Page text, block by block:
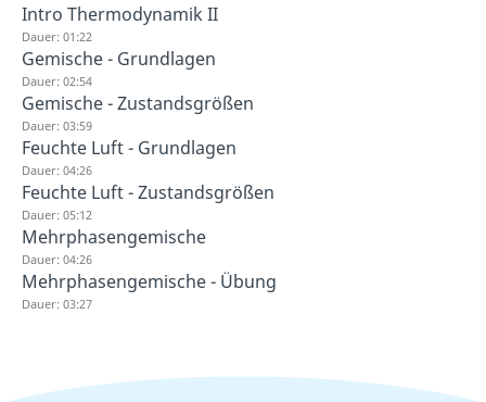
Intro Thermodynamik II
Dauer: 01:22
Gemische - Grundlagen
Dauer: 02:54
Gemische - Zustandsgrößen
Dauer: 03:59
Feuchte Luft - Grundlagen
Dauer: 04:26
Feuchte Luft - Zustandsgrößen
Dauer: 05:12
Mehrphasengemische
Dauer: 04:26
Mehrphasengemische - Übung
Dauer: 03:27